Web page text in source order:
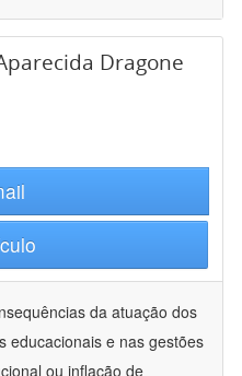
Dragone
da atuação dos
educacionais e nas gestões
ou inflação de